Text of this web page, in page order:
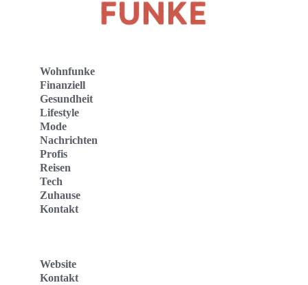
Wohnfunke
Finanziell
Gesundheit
Lifestyle
Mode
Nachrichten
Profis
Reisen
Tech
Zuhause
Kontakt
Website
Kontakt